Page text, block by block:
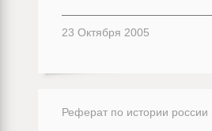
23 Октября 2005
Реферат по истории россии